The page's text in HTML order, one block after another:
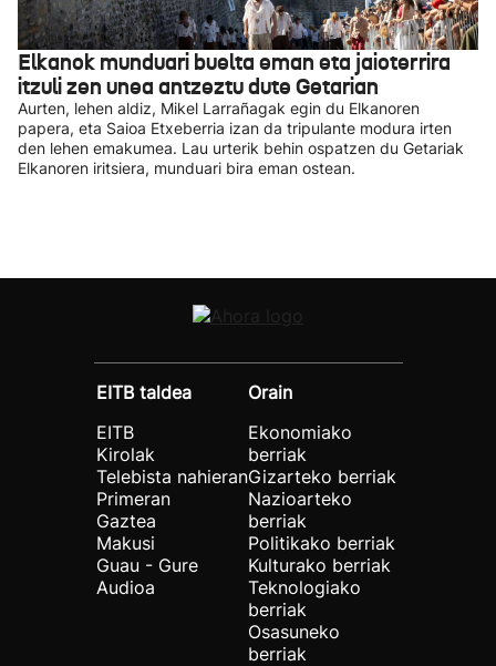
Elkanok munduari buelta eman eta jaioterrira
itzuli zen unea antzeztu dute Getarian
Aurten, lehen aldiz, Mikel Larrañagak egin du Elkanoren
papera, eta Saioa Etxeberria izan da tripulante modura irten
den lehen emakumea. Lau urterik behin ospatzen du Getariak
Elkanoren iritsiera, munduari bira eman ostean.
EITB taldea
EITB
Kirolak
Telebista nahieran
Primeran
Gaztea
Makusi
Guau - Gure
Audioa
Orain
Ekonomiako
berriak
Gizarteko berriak
Nazioarteko
berriak
Politikako berriak
Kulturako berriak
Teknologiako
berriak
Osasuneko
berriak